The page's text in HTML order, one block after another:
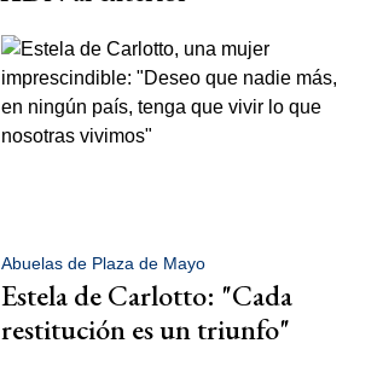
Abuelas de Plaza de Mayo
Estela de Carlotto: "Cada
restitución es un triunfo"